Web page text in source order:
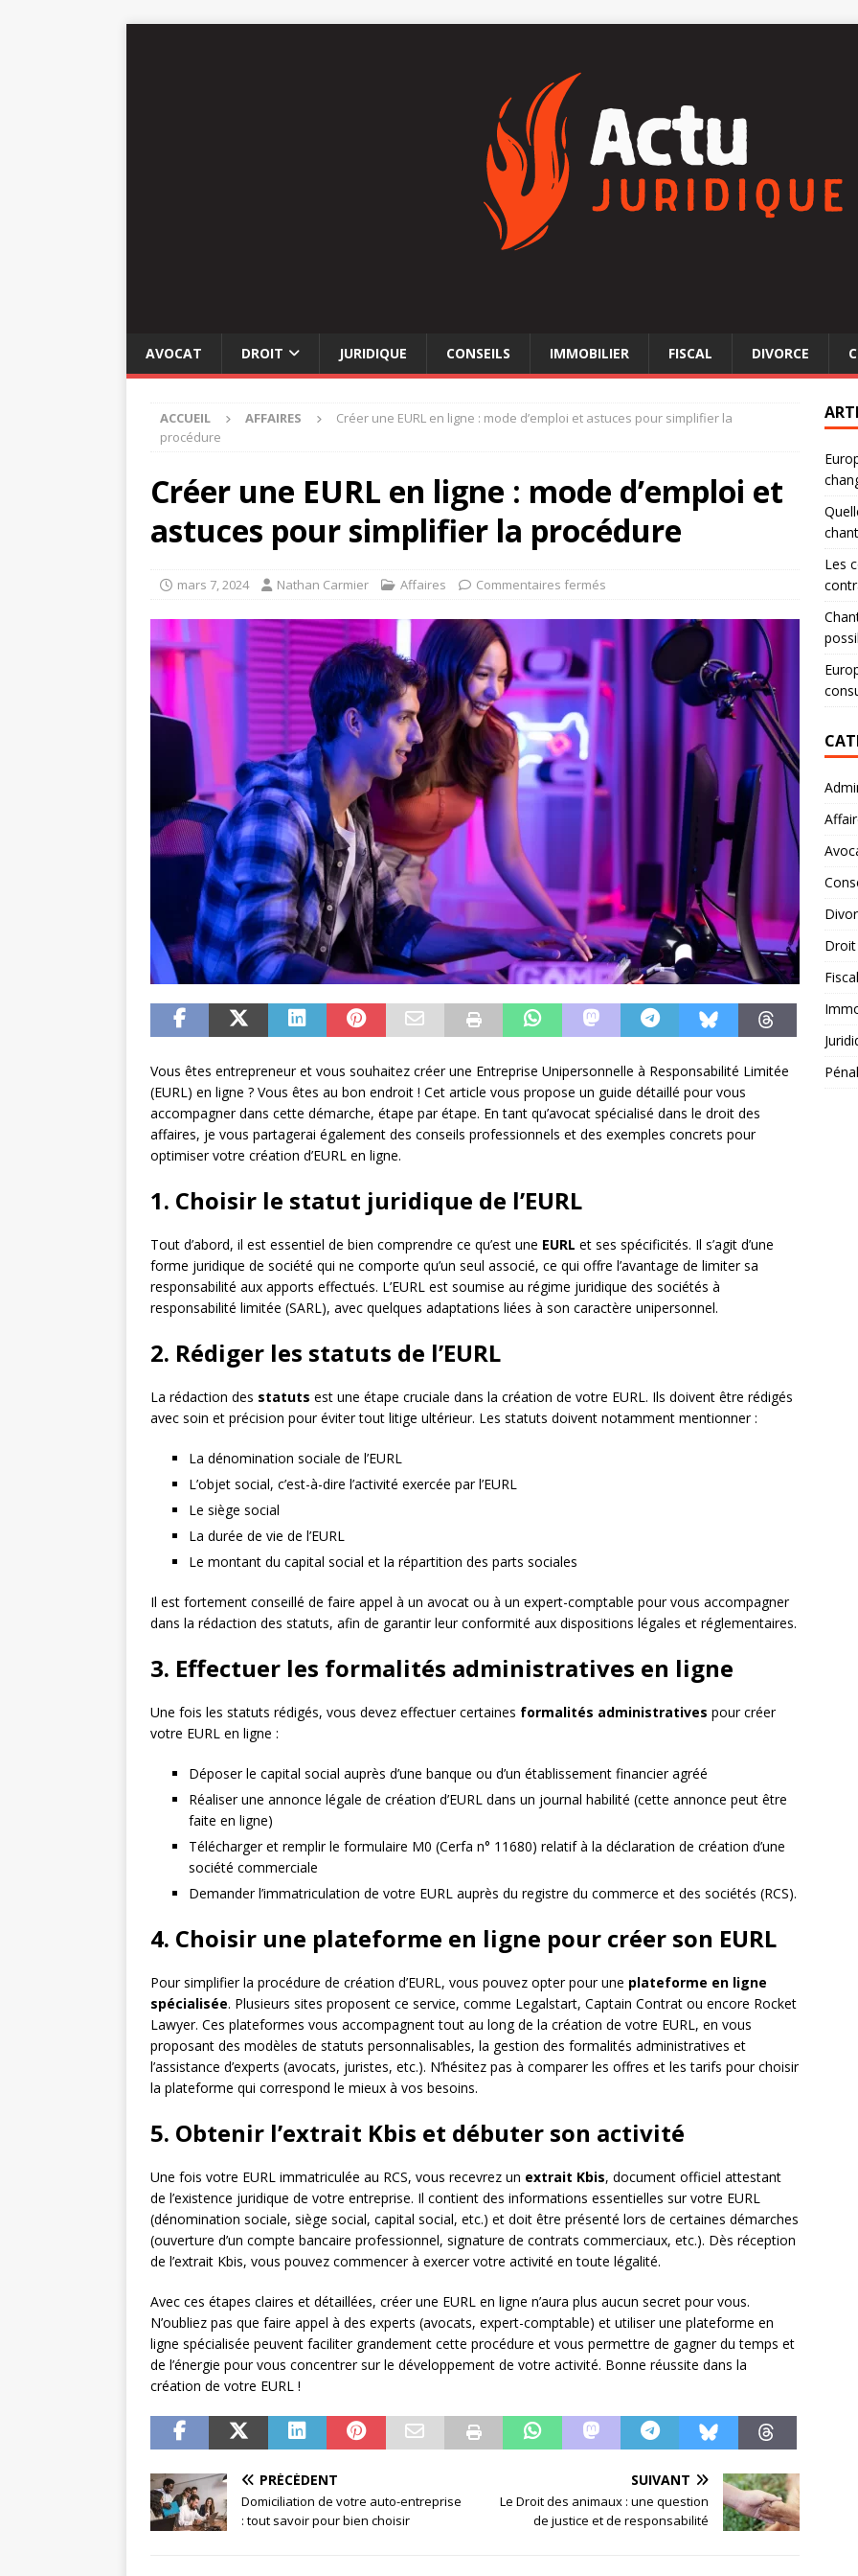
AVOCAT DROIT JURIDIQUE CONSEILS IMMOBILIER FISCAL DIVORCE
ACCUEIL AFFAIRES
Créer une EURL en ligne : mode d’emploi et astuces pour simplifier la
procédure
Créer une EURL en ligne : mode d’emploi et
astuces pour simplifier la procédure
mars 7, 2024 Nathan Carmier Affaires Commentaires fermés
Vous êtes entrepreneur et vous souhaitez créer une Entreprise Unipersonnelle à Responsabilité Limitée
(EURL) en ligne ? Vous êtes au bon endroit ! Cet article vous propose un guide détaillé pour vous
accompagner dans cette démarche, étape par étape. En tant qu’avocat spécialisé dans le droit des
affaires, je vous partagerai également des conseils professionnels et des exemples concrets pour
optimiser votre création d’EURL en ligne.
1. Choisir le statut juridique de l’EURL
Tout d’abord, il est essentiel de bien comprendre ce qu’est une EURL et ses spécificités. Il s’agit d’une
forme juridique de société qui ne comporte qu’un seul associé, ce qui offre l’avantage de limiter sa
responsabilité aux apports effectués. L’EURL est soumise au régime juridique des sociétés à
responsabilité limitée (SARL), avec quelques adaptations liées à son caractère unipersonnel.
2. Rédiger les statuts de l’EURL
La rédaction des statuts est une étape cruciale dans la création de votre EURL. Ils doivent être rédigés
avec soin et précision pour éviter tout litige ultérieur. Les statuts doivent notamment mentionner :
La dénomination sociale de l’EURL
L’objet social, c’est-à-dire l’activité exercée par l’EURL
Le siège social
La durée de vie de l’EURL
Le montant du capital social et la répartition des parts sociales
Il est fortement conseillé de faire appel à un avocat ou à un expert-comptable pour vous accompagner
dans la rédaction des statuts, afin de garantir leur conformité aux dispositions légales et réglementaires.
3. Effectuer les formalités administratives en ligne
Une fois les statuts rédigés, vous devez effectuer certaines formalités administratives pour créer
votre EURL en ligne :
Déposer le capital social auprès d’une banque ou d’un établissement financier agréé
Réaliser une annonce légale de création d’EURL dans un journal habilité (cette annonce peut être
faite en ligne)
Télécharger et remplir le formulaire M0 (Cerfa n° 11680) relatif à la déclaration de création d’une
société commerciale
Demander l’immatriculation de votre EURL auprès du registre du commerce et des sociétés (RCS).
4. Choisir une plateforme en ligne pour créer son EURL
Pour simplifier la procédure de création d’EURL, vous pouvez opter pour une plateforme en ligne
spécialisée. Plusieurs sites proposent ce service, comme Legalstart, Captain Contrat ou encore Rocket
Lawyer. Ces plateformes vous accompagnent tout au long de la création de votre EURL, en vous
proposant des modèles de statuts personnalisables, la gestion des formalités administratives et
l’assistance d’experts (avocats, juristes, etc.). N’hésitez pas à comparer les offres et les tarifs pour choisir
la plateforme qui correspond le mieux à vos besoins.
5. Obtenir l’extrait Kbis et débuter son activité
Une fois votre EURL immatriculée au RCS, vous recevrez un extrait Kbis, document officiel attestant
de l’existence juridique de votre entreprise. Il contient des informations essentielles sur votre EURL
(dénomination sociale, siège social, capital social, etc.) et doit être présenté lors de certaines démarches
(ouverture d’un compte bancaire professionnel, signature de contrats commerciaux, etc.). Dès réception
de l’extrait Kbis, vous pouvez commencer à exercer votre activité en toute légalité.
Avec ces étapes claires et détaillées, créer une EURL en ligne n’aura plus aucun secret pour vous.
N’oubliez pas que faire appel à des experts (avocats, expert-comptable) et utiliser une plateforme en
ligne spécialisée peuvent faciliter grandement cette procédure et vous permettre de gagner du temps et
de l’énergie pour vous concentrer sur le développement de votre activité. Bonne réussite dans la
création de votre EURL !
PRÉCÉDENT
Domiciliation de votre auto-entreprise
: tout savoir pour bien choisir
SUIVANT
Le Droit des animaux : une question
de justice et de responsabilité
Les
Droit
Fiscal
Pénal